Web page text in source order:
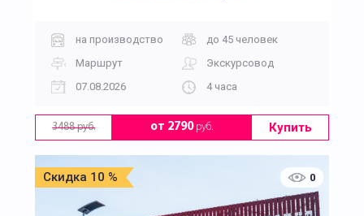
на производство
до 45 человек
Маршрут
Экскурсовод
07.08.2026
4 часа
3488 руб. от 2790руб. Купить
Скидка 10 % 0